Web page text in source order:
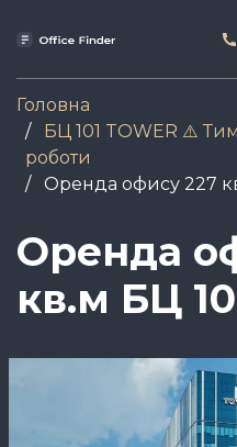
Головна
БЦ 101 TOWER ⚠️
роботи
Оренда офису 227
Оренда
кв.м БЦ